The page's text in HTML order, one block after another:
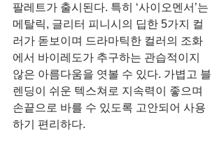
팔레트가 출시된다. 특히 ‘사이오멘서’는
메탈릭, 글리터 피니시의 딥한 5가지 컬
러가 돋보이며 드라마틱한 컬러의 조화
에서 바이레도가 추구하는 관습적이지
않은 아름다움을 엿볼 수 있다. 가볍고 블
렌딩이 쉬운 텍스쳐로 지속력이 좋으며
손끝으로 바를 수 있도록 고안되어 사용
하기 편리하다.